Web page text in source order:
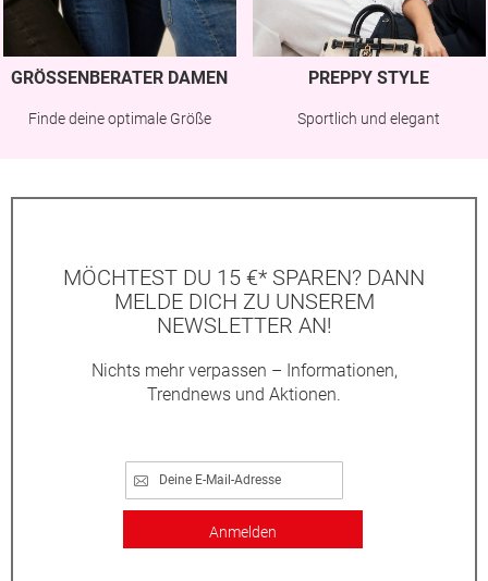
GRÖSSENBERATER DAMEN
Finde deine optimale Größe
PREPPY STYLE
Sportlich und elegant
MÖCHTEST DU 15 €* SPAREN? DANN
MELDE DICH ZU UNSEREM
NEWSLETTER AN!
Nichts mehr verpassen – Informationen,
Trendnews und Aktionen.
Anmelden